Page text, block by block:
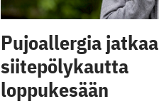
Pujoallergia jatkaa
siitepölykautta
loppukesään